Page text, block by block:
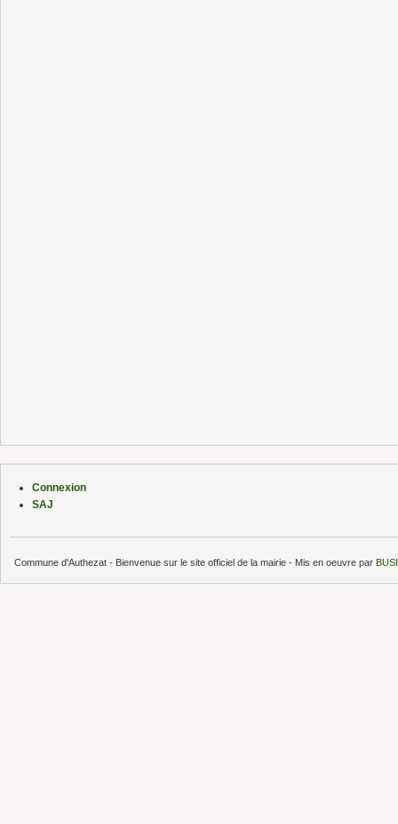
Connexion
SAJ
Commune d'Authezat - Bienvenue sur le site officiel de la mairie - Mis en oeuvre par